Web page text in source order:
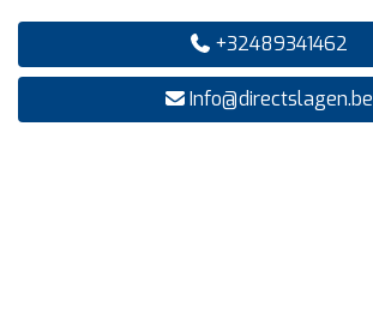
+32489341462
Info@directslagen.be